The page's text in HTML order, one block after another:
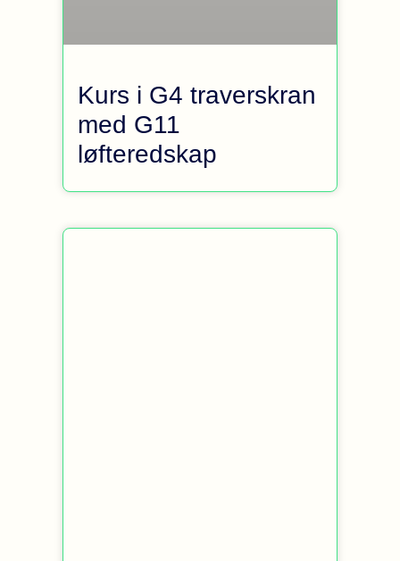
Kurs i G4 traverskran
med G11
løfteredskap